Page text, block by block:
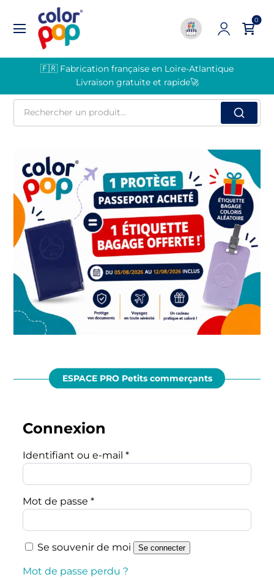
0
🇫🇷 Fabrication française en Loire-Atlantique
Livraison gratuite et rapide🚀
Rechercher
ESPACE PRO Petits commerçants
Connexion
Identifiant ou e-mail*Obligatoire
Mot de passe*Obligatoire
Se souvenir de moi Se connecter
Mot de passe perdu ?